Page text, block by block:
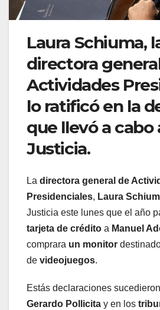
Laura Schiuma,
directora
Actividades
lo ratificó en la
que llevó a cabo
Justicia.
La directora general de
Presidenciales, Laura
Justicia este lunes que el año
tarjeta de crédito a Manuel
comprara un monitor
de videojuegos.
Estás declaraciones
Gerardo Pollicita y en los